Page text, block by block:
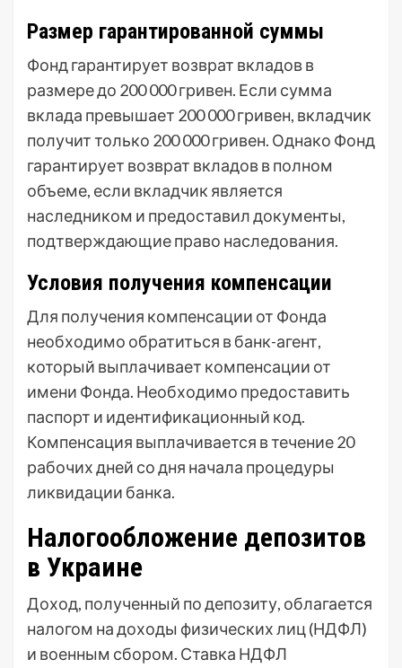
Размер гарантированной суммы
Фонд гарантирует возврат вкладов в
размере до 200 000 гривен. Если сумма
вклада превышает 200 000 гривен, вкладчик
получит только 200 000 гривен. Однако Фонд
гарантирует возврат вкладов в полном
объеме, если вкладчик является
наследником и предоставил документы,
подтверждающие право наследования.
Условия получения компенсации
Для получения компенсации от Фонда
необходимо обратиться в банк-агент,
который выплачивает компенсации от
имени Фонда. Необходимо предоставить
паспорт и идентификационный код.
Компенсация выплачивается в течение 20
рабочих дней со дня начала процедуры
ликвидации банка.
Налогообложение депозитов
в Украине
Доход, полученный по депозиту, облагается
налогом на доходы физических лиц (НДФЛ)
и военным сбором. Ставка НДФЛ